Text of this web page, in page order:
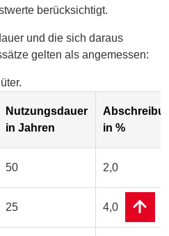
berücksichtigt.
und die sich daraus
gelten als angemessen:
Nutzungsdauer
in Jahren
in %
50 2,0
25 4,0